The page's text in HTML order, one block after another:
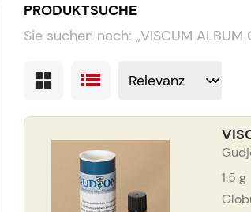
PRODUKTSUCHE
Sie suchen nach: „VISCUM
1.5 g